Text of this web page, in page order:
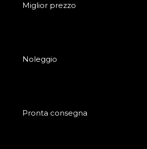
Miglior prezzo
Noleggio
Pronta consegna